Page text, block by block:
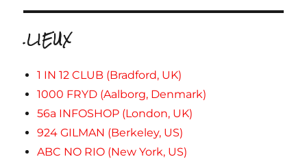
.LIEUX
1 IN 12 CLUB (Bradford, UK)
1000 FRYD (Aalborg, Denmark)
56a INFOSHOP (London, UK)
924 GILMAN (Berkeley, US)
ABC NO RIO (New York, US)